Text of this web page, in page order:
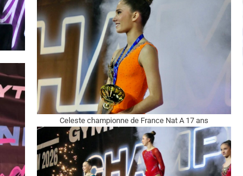
Celeste championne de France Nat A 17 ans